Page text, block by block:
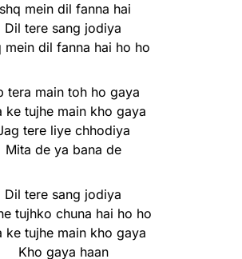
mein dil fanna hai
Dil tere sang jodiya
mein dil fanna hai ho ho
tera main toh ho gaya
ke tujhe main kho gaya
tere liye chhodiya
Mita de ya bana de
Dil tere sang jodiya
tujhko chuna hai ho ho
ke tujhe main kho gaya
Kho gaya haan